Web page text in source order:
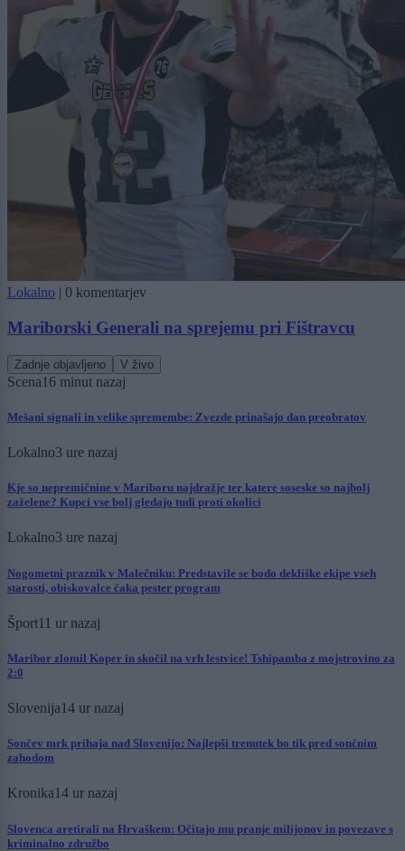
Lokalno | 0 komentarjev
Mariborski Generali na sprejemu pri Fištravcu
Zadnje objavljeno V živo
Scena16 minut nazaj
Mešani signali in velike spremembe: Zvezde prinašajo dan preobratov
Lokalno3 ure nazaj
Kje so nepremičnine v Mariboru najdražje ter katere soseske so najbolj
zaželene? Kupci vse bolj gledajo tudi proti okolici
Lokalno3 ure nazaj
Nogometni praznik v Malečniku: Predstavile se bodo dekliške ekipe vseh
starosti, obiskovalce čaka pester program
Šport11 ur nazaj
Maribor zlomil Koper in skočil na vrh lestvice! Tshipamba z mojstrovino za
2:0
Slovenija14 ur nazaj
Sončev mrk prihaja nad Slovenijo: Najlepši trenutek bo tik pred sončnim
zahodom
Kronika14 ur nazaj
Slovenca aretirali na Hrvaškem: Očitajo mu pranje milijonov in povezave s
kriminalno združbo